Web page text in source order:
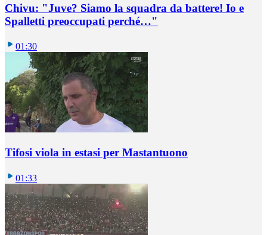
Chivu: "Juve? Siamo la squadra da battere! Io e
Spalletti preoccupati perché…"
01:30
Tifosi viola in estasi per Mastantuono
01:33